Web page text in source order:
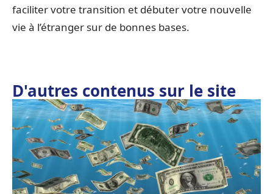
faciliter votre transition et débuter votre nouvelle
vie à l’étranger sur de bonnes bases.
D'autres contenus sur le site